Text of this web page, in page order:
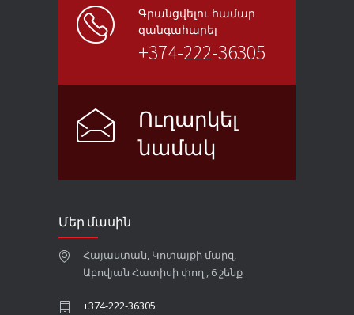
Գրանցվելու համար
զանգահարել
+374-222-36305
Ուղարկել
նամակ
Մեր մասին
Հայաստան, Կոտայքի մարզ,
Աբովյան Հատիսի փող., 6 շենք
+374-222-36305